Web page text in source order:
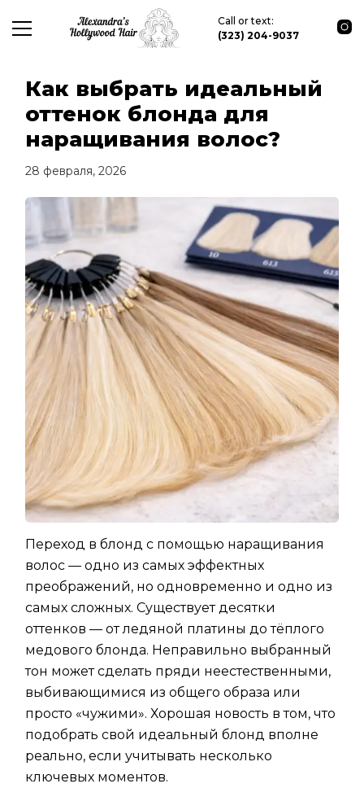
Call or text:
(323) 204-9037
Как выбрать идеальный
оттенок блонда для
наращивания волос?
28 февраля, 2026
Переход в блонд с помощью наращивания
волос — одно из самых эффектных
преображений, но одновременно и одно из
самых сложных. Существует десятки
оттенков — от ледяной платины до тёплого
медового блонда. Неправильно выбранный
тон может сделать пряди неестественными,
выбивающимися из общего образа или
просто «чужими». Хорошая новость в том, что
подобрать свой идеальный блонд вполне
реально, если учитывать несколько
ключевых моментов.